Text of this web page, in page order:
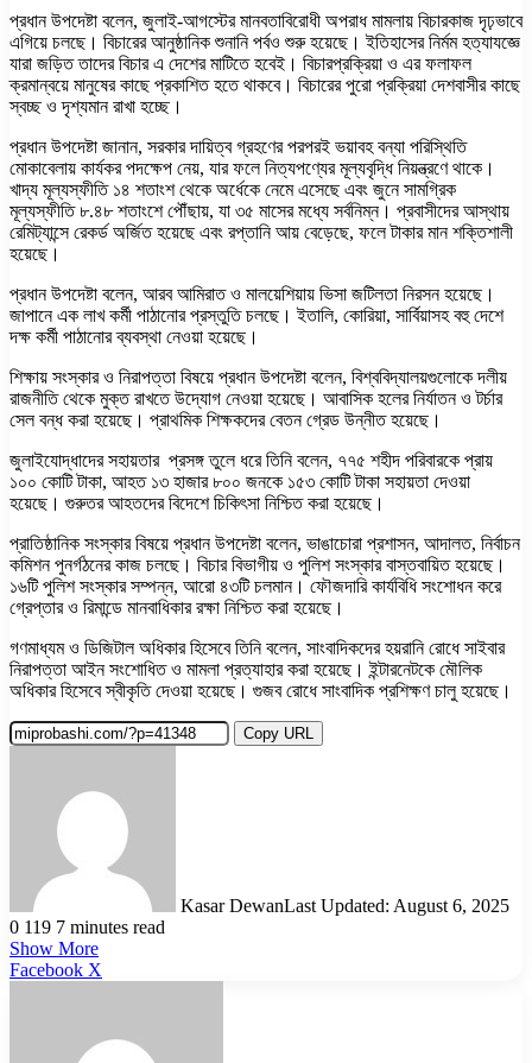
প্রধান উপদেষ্টা বলেন, জুলাই-আগস্টের মানবতাবিরোধী অপরাধ মামলায় বিচারকাজ দৃঢ়ভাবে
এগিয়ে চলছে। বিচারের আনুষ্ঠানিক শুনানি পর্বও শুরু হয়েছে। ইতিহাসের নির্মম হত্যাযজ্ঞে
যারা জড়িত তাদের বিচার এ দেশের মাটিতে হবেই। বিচারপ্রক্রিয়া ও এর ফলাফল
ক্রমান্বয়ে মানুষের কাছে প্রকাশিত হতে থাকবে। বিচারের পুরো প্রক্রিয়া দেশবাসীর কাছে
স্বচ্ছ ও দৃশ্যমান রাখা হচ্ছে।
প্রধান উপদেষ্টা জানান, সরকার দায়িত্ব গ্রহণের পরপরই ভয়াবহ বন্যা পরিস্থিতি
মোকাবেলায় কার্যকর পদক্ষেপ নেয়, যার ফলে নিত্যপণ্যের মূল্যবৃদ্ধি নিয়ন্ত্রণে থাকে।
খাদ্য মূল্যস্ফীতি ১৪ শতাংশ থেকে অর্ধেকে নেমে এসেছে এবং জুনে সামগ্রিক
মূল্যস্ফীতি ৮.৪৮ শতাংশে পৌঁছায়, যা ৩৫ মাসের মধ্যে সর্বনিম্ন। প্রবাসীদের আস্থায়
রেমিট্যান্সে রেকর্ড অর্জিত হয়েছে এবং রপ্তানি আয় বেড়েছে, ফলে টাকার মান শক্তিশালী
হয়েছে।
প্রধান উপদেষ্টা বলেন, আরব আমিরাত ও মালয়েশিয়ায় ভিসা জটিলতা নিরসন হয়েছে।
জাপানে এক লাখ কর্মী পাঠানোর প্রস্তুতি চলছে। ইতালি, কোরিয়া, সার্বিয়াসহ বহু দেশে
দক্ষ কর্মী পাঠানোর ব্যবস্থা নেওয়া হয়েছে।
শিক্ষায় সংস্কার ও নিরাপত্তা বিষয়ে প্রধান উপদেষ্টা বলেন, বিশ্ববিদ্যালয়গুলোকে দলীয়
রাজনীতি থেকে মুক্ত রাখতে উদ্যোগ নেওয়া হয়েছে। আবাসিক হলের নির্যাতন ও টর্চার
সেল বন্ধ করা হয়েছে। প্রাথমিক শিক্ষকদের বেতন গ্রেড উন্নীত হয়েছে।
জুলাইযোদ্ধাদের সহায়তার প্রসঙ্গ তুলে ধরে তিনি বলেন, ৭৭৫ শহীদ পরিবারকে প্রায়
১০০ কোটি টাকা, আহত ১৩ হাজার ৮০০ জনকে ১৫৩ কোটি টাকা সহায়তা দেওয়া
হয়েছে। গুরুতর আহতদের বিদেশে চিকিৎসা নিশ্চিত করা হয়েছে।
প্রাতিষ্ঠানিক সংস্কার বিষয়ে প্রধান উপদেষ্টা বলেন, ভাঙাচোরা প্রশাসন, আদালত, নির্বাচন
কমিশন পুনর্গঠনের কাজ চলছে। বিচার বিভাগীয় ও পুলিশ সংস্কার বাস্তবায়িত হয়েছে।
১৬টি পুলিশ সংস্কার সম্পন্ন, আরো ৪৩টি চলমান। ফৌজদারি কার্যবিধি সংশোধন করে
গ্রেপ্তার ও রিমান্ডে মানবাধিকার রক্ষা নিশ্চিত করা হয়েছে।
গণমাধ্যম ও ডিজিটাল অধিকার হিসেবে তিনি বলেন, সাংবাদিকদের হয়রানি রোধে সাইবার
নিরাপত্তা আইন সংশোধিত ও মামলা প্রত্যাহার করা হয়েছে। ইন্টারনেটকে মৌলিক
অধিকার হিসেবে স্বীকৃতি দেওয়া হয়েছে। গুজব রোধে সাংবাদিক প্রশিক্ষণ চালু হয়েছে।
Copy URL
Kasar DewanLast Updated: August 6, 2025
0 119 7 minutes read
Show More
Facebook X